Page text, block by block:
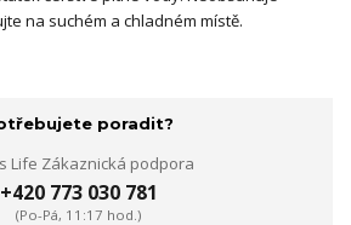
na suchém a chladném místě.
poradit?
Life Zákaznická podpora
+420 773 030 781
(Po-Pá, 11:17 hod.)